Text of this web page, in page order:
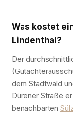
Was kostet
Lindenthal?
Der
dem Stadtwald
Dürener Straße
benachbarten Sülz